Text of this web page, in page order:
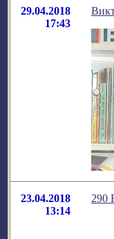
29.04.2018
17:43
23.04.2018
13:14
290